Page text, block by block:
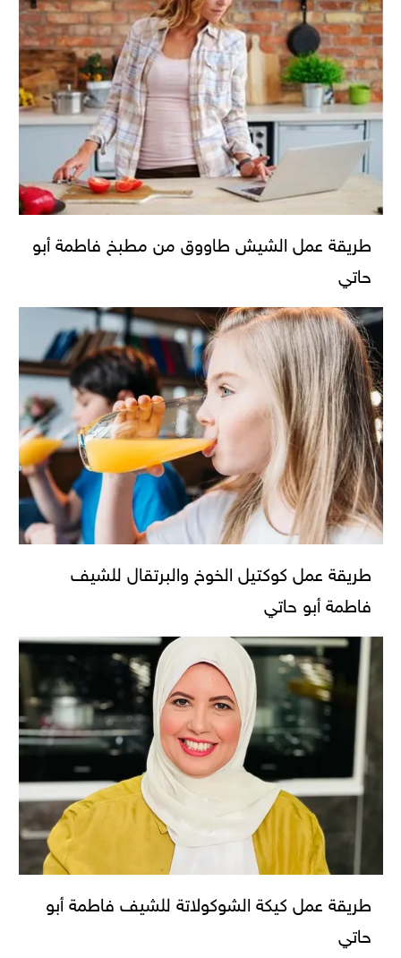
طريقة عمل الشيش طاووق من مطبخ فاطمة أبو
حاتي
طريقة عمل كوكتيل الخوخ والبرتقال للشيف
فاطمة أبو حاتي
طريقة عمل كيكة الشوكولاتة للشيف فاطمة أبو
حاتي